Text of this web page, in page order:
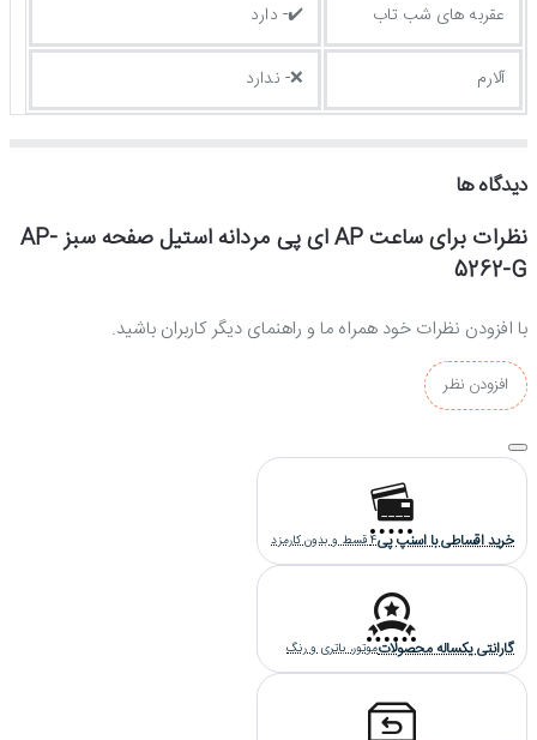
عقربه های شب تاب ✔️- دارد
آلارم ❌- ندارد
دیدگاه ها
نظرات برای ساعت AP ای پی مردانه استیل صفحه سبز AP-
5262-G
با افزودن نظرات خود همراه ما و راهنمای دیگر کاربران باشید.
افزودن نظر
خرید اقساطی با اسنپ پی4 قسط و بدون کارمزد
گارانتی یکساله محصولاتموتور، باتری و رنگ